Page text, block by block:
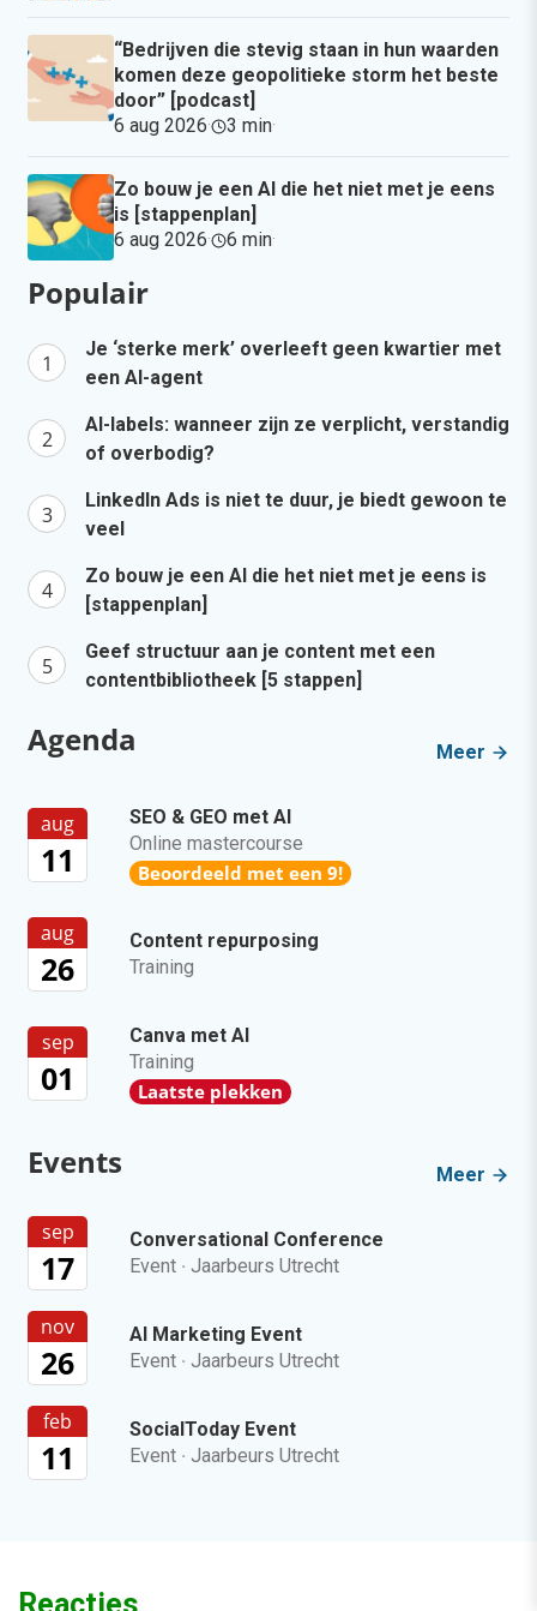
“Bedrijven die stevig staan in hun waarden
komen deze geopolitieke storm het beste
door” [podcast]
6 aug 2026· 3 min·
Zo bouw je een AI die het niet met je eens
is [stappenplan]
6 aug 2026· 6 min·
Populair
Je ‘sterke merk’ overleeft geen kwartier met
een AI-agent
AI-labels: wanneer zijn ze verplicht, verstandig
of overbodig?
LinkedIn Ads is niet te duur, je biedt gewoon te
veel
Zo bouw je een AI die het niet met je eens is
[stappenplan]
Geef structuur aan je content met een
contentbibliotheek [5 stappen]
Agenda Meer
aug
11
SEO & GEO met AI
Online mastercourse
Beoordeeld met een 9!
aug
26
Content repurposing
Training
sep
01
Canva met AI
Training
Laatste plekken
Events Meer
sep
17
Conversational Conference
Event · Jaarbeurs Utrecht
nov
26
AI Marketing Event
Event · Jaarbeurs Utrecht
feb
11
SocialToday Event
Event · Jaarbeurs Utrecht